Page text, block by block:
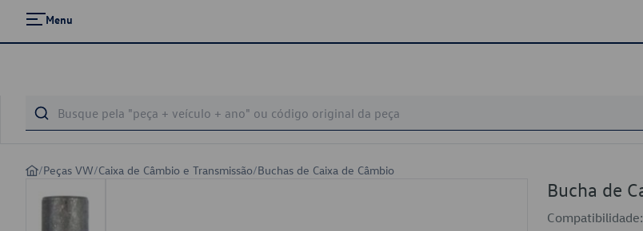
Menu
/Peças VW/Caixa de Câmbio e Transmissão/Buchas de Caixa de Câmbio
Bucha de
Compatibilidade: